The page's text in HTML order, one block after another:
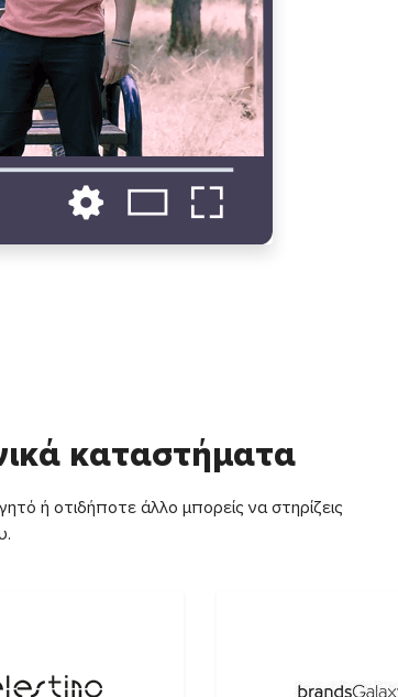
καταστήματα
ή οτιδήποτε άλλο μπορείς να στηρίζεις